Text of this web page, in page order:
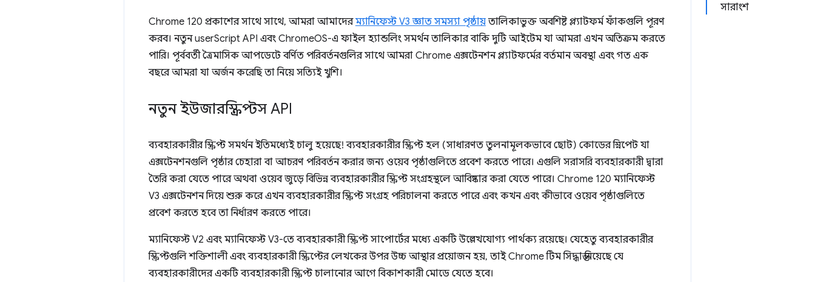
সারাংশ
Chrome 120 প্রকাশের সাথে সাথে, আমরা আমাদেরম্যানিফেস্ট V3 জ্ঞাত সমস্যা পৃষ্ঠায় তালিকাভুক্ত অবশিষ্ট প্ল্যাটফর্ম ফাঁকগুলি পূরণ
করব। নতুন userScript API এবং ChromeOS-এ ফাইল হ্যান্ডলিং সমর্থন তালিকার বাকি দুটি আইটেম যা আমরা এখন অতিক্রম করতে
পারি। পূর্ববর্তী ত্রৈমাসিক আপডেটে বর্ণিত পরিবর্তনগুলির সাথে আমরা Chrome এক্সটেনশন প্ল্যাটফর্মের বর্তমান অবস্থা এবং গত এক
বছরে আমরা যা অর্জন করেছি তা নিয়ে সত্যিই খুশি।
নতুন ইউজারস্ক্রিপ্টস API
ব্যবহারকারীর স্ক্রিপ্ট সমর্থন ইতিমধ্যেই চালু হয়েছে! ব্যবহারকারীর স্ক্রিপ্ট হল (সাধারণত তুলনামূলকভাবে ছোট) কোডের স্নিপেট যা
এক্সটেনশনগুলি পৃষ্ঠার চেহারা বা আচরণ পরিবর্তন করার জন্য ওয়েব পৃষ্ঠাগুলিতে প্রবেশ করতে পারে। এগুলি সরাসরি ব্যবহারকারী দ্বারা
তৈরি করা যেতে পারে অথবা ওয়েব জুড়ে বিভিন্ন ব্যবহারকারীর স্ক্রিপ্ট সংগ্রহস্থলে আবিষ্কার করা যেতে পারে। Chrome 120 ম্যানিফেস্ট
V3 এক্সটেনশন দিয়ে শুরু করে এখন ব্যবহারকারীর স্ক্রিপ্ট সংগ্রহ পরিচালনা করতে পারে এবং কখন এবং কীভাবে ওয়েব পৃষ্ঠাগুলিতে
প্রবেশ করতে হবে তা নির্ধারণ করতে পারে।
ম্যানিফেস্ট V2 এবং ম্যানিফেস্ট V3-তে ব্যবহারকারী স্ক্রিপ্ট সাপোর্টের মধ্যে একটি উল্লেখযোগ্য পার্থক্য রয়েছে। যেহেতু ব্যবহারকারীর
স্ক্রিপ্টগুলি শক্তিশালী এবং ব্যবহারকারী স্ক্রিপ্টের লেখকের উপর উচ্চ আস্থার প্রয়োজন হয়, তাই Chrome টিম সিদ্ধান্ত নিয়েছে যে
ব্যবহারকারীদের একটি ব্যবহারকারী স্ক্রিপ্ট চালানোর আগে বিকাশকারী মোডে যেতে হবে।